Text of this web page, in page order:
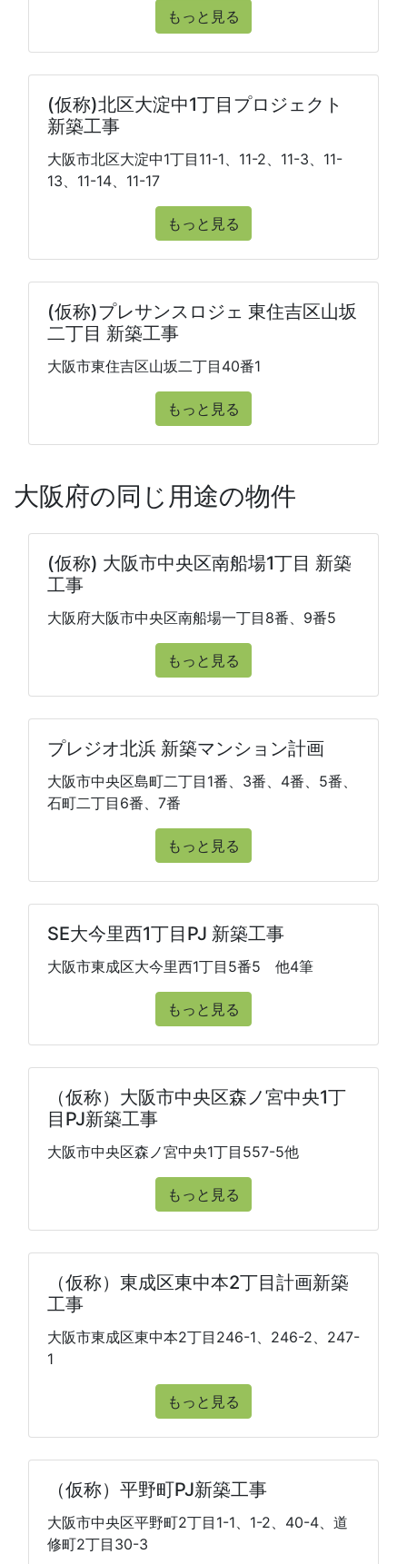
もっと見る
(仮称)北区大淀中1丁目プロジェクト
新築工事
大阪市北区大淀中1丁目11-1、11-2、11-3、11-
13、11-14、11-17
もっと見る
(仮称)プレサンスロジェ 東住吉区山坂
二丁目 新築工事
大阪市東住吉区山坂二丁目40番1
もっと見る
大阪府の同じ用途の物件
(仮称) 大阪市中央区南船場1丁目 新築
工事
大阪府大阪市中央区南船場一丁目8番、9番5
もっと見る
プレジオ北浜 新築マンション計画
大阪市中央区島町二丁目1番、3番、4番、5番、
石町二丁目6番、7番
もっと見る
SE大今里西1丁目PJ 新築工事
大阪市東成区大今里西1丁目5番5 他4筆
もっと見る
（仮称）大阪市中央区森ノ宮中央1丁
目PJ新築工事
大阪市中央区森ノ宮中央1丁目557-5他
もっと見る
（仮称）東成区東中本2丁目計画新築
工事
大阪市東成区東中本2丁目246-1、246-2、247-
1
もっと見る
（仮称）平野町PJ新築工事
大阪市中央区平野町2丁目1-1、1-2、40-4、道
修町2丁目30-3